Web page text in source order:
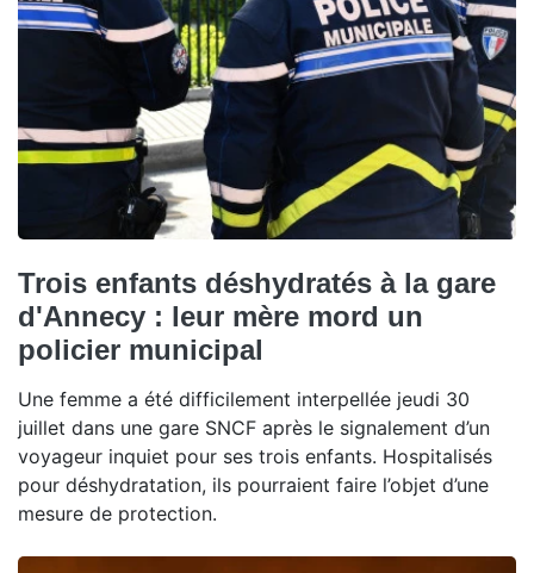
Trois enfants déshydratés à la gare
d'Annecy : leur mère mord un
policier municipal
Une femme a été difficilement interpellée jeudi 30
juillet dans une gare SNCF après le signalement d’un
voyageur inquiet pour ses trois enfants. Hospitalisés
pour déshydratation, ils pourraient faire l’objet d’une
mesure de protection.